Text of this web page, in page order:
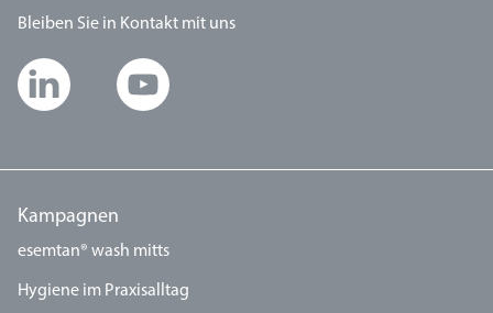
Bleiben Sie in Kontakt mit uns
Kampagnen
esemtan® wash mitts
Hygiene im Praxisalltag